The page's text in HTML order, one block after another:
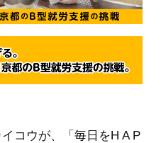
コウが、「毎日をH A P